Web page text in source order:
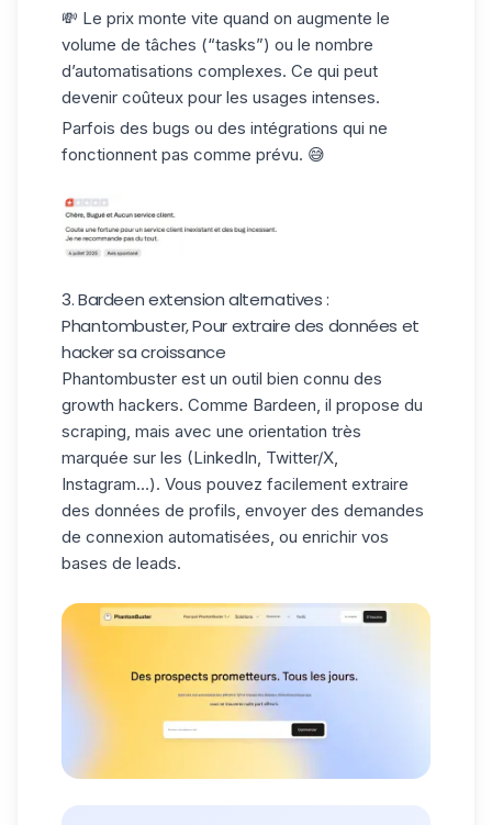
💸 Le prix monte vite quand on augmente le
volume de tâches (“tasks”) ou le nombre
d’automatisations complexes. Ce qui peut
devenir coûteux pour les usages intenses.
Parfois des bugs ou des intégrations qui ne
fonctionnent pas comme prévu. 😅
3. Bardeen extension alternatives :
Phantombuster, Pour extraire des données et
hacker sa croissance
Phantombuster est un outil bien connu des
growth hackers. Comme Bardeen, il propose du
scraping, mais avec une orientation très
marquée sur les (LinkedIn, Twitter/X,
Instagram…). Vous pouvez facilement extraire
des données de profils, envoyer des demandes
de connexion automatisées, ou enrichir vos
bases de leads.